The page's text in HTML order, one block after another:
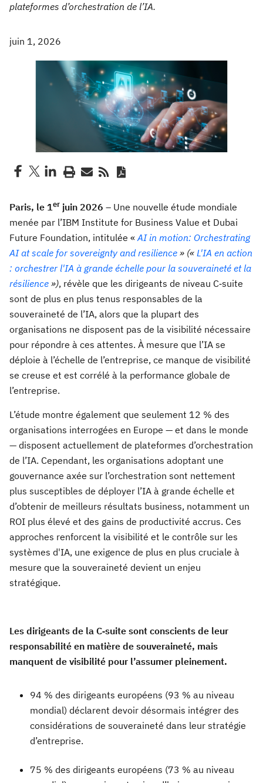
plateformes d’orchestration de l’IA.
juin 1, 2026
Paris, le 1er juin 2026 – Une nouvelle étude mondiale
menée par l’IBM Institute for Business Value et Dubai
Future Foundation, intitulée «AI in motion: Orchestrating
AI at scale for sovereignty and resilience » (« L'IA en action
: orchestrer l'IA à grande échelle pour la souveraineté et la
résilience »), révèle que les dirigeants de niveau C‑suite
sont de plus en plus tenus responsables de la
souveraineté de l’IA, alors que la plupart des
organisations ne disposent pas de la visibilité nécessaire
pour répondre à ces attentes. À mesure que l’IA se
déploie à l’échelle de l’entreprise, ce manque de visibilité
se creuse et est corrélé à la performance globale de
l’entreprise.
L’étude montre également que seulement 12 % des
organisations interrogées en Europe — et dans le monde
— disposent actuellement de plateformes d’orchestration
de l’IA. Cependant, les organisations adoptant une
gouvernance axée sur l’orchestration sont nettement
plus susceptibles de déployer l’IA à grande échelle et
d’obtenir de meilleurs résultats business, notamment un
ROI plus élevé et des gains de productivité accrus. Ces
approches renforcent la visibilité et le contrôle sur les
systèmes d'IA, une exigence de plus en plus cruciale à
mesure que la souveraineté devient un enjeu
stratégique.
Les dirigeants de la C‑suite sont conscients de leur
responsabilité en matière de souveraineté, mais
manquent de visibilité pour l’assumer pleinement.
94 % des dirigeants européens (93 % au niveau
mondial) déclarent devoir désormais intégrer des
considérations de souveraineté dans leur stratégie
d’entreprise.
75 % des dirigeants européens (73 % au niveau